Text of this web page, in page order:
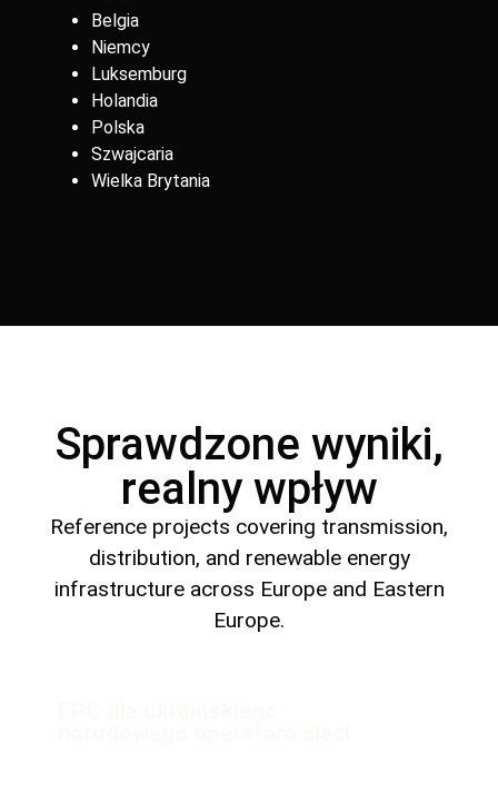
Belgia
Niemcy
Luksemburg
Holandia
Polska
Szwajcaria
Wielka Brytania
Sprawdzone wyniki,
realny wpływ
Reference projects covering transmission,
distribution, and renewable energy
infrastructure across Europe and Eastern
Europe.